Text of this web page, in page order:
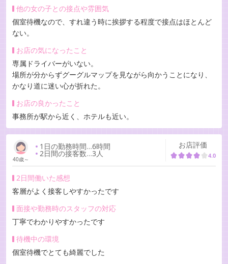
他の女の子との接点や雰囲気
個室待機なので、すれ違う時に挨拶する程度で接点はほとんど
ない。
お店の気になったこと
専属ドライバーがいない。
場所が分からずグーグルマップを見ながら向かうことになり、
かなり道に迷い心が折れた。
お店の良かったこと
事務所が駅から近く、ホテルも近い。
40歳～
1日の勤務時間…6時間
2日間の接客数…3人
お店評価
4.0
2日間働いた感想
客層がよく接客しやすかったです
面接や勤務時のスタッフの対応
丁寧でわかりやすかったです
待機中の環境
個室待機でとても綺麗でした